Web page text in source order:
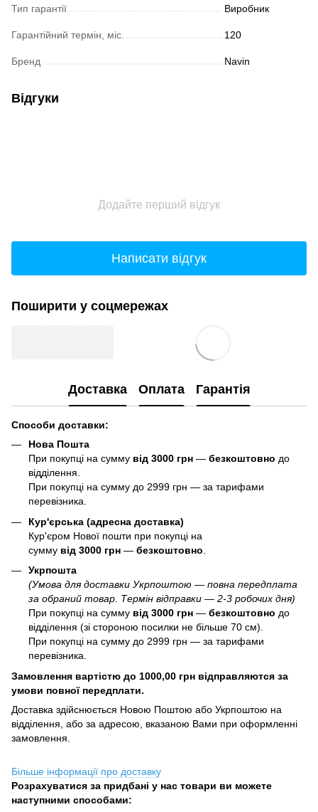
Тип гарантії Виробник
Гарантійний термін, міс. 120
Бренд Navin
Відгуки
Додайте перший відгук
Написати відгук
Поширити у соцмережах
Доставка Оплата Гарантія
Способи доставки:
Нова Пошта
При покупці на сумму від 3000 грн — безкоштовно до
відділення.
При покупці на сумму до 2999 грн — за тарифами
перевізника.
Кур'єрська (адресна доставка)
Кур'єром Нової пошти при покупці на
сумму від 3000 грн — безкоштовно
Укрпошта
(Умова для доставки Укрпоштою — повна передплата
за обраний товар. Термін відправки — 2-3 робочих дня)
При покупці на сумму від 3000 грн — безкоштовно до
відділення (зі стороною посилки не більше 70 см).
При покупці на сумму до 2999 грн — за тарифами
перевізника.
Замовлення вартістю до 1000,00 грн відправляются за
умови повної передплати.
Доставка здійснюється Новою Поштою або Укрпоштою на
відділення, або за адресою, вказаною Вами при оформленні
замовлення.
Більше інформації про доставку
Розрахуватися за придбані у нас товари ви можете
наступними способами: